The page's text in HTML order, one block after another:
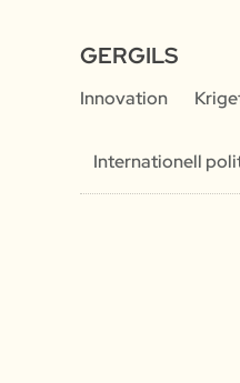
GERGILS
Innovation
Internationell